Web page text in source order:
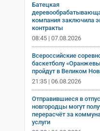
Батецкая
компания заключила
контракты
08:45 | 07.08.2026
Всероссийские
баскетболу
пройдут в Великом
21:35 | 06.08.2026
Отправившиеся в
новгородцы могут
перерасчёт за
услуги